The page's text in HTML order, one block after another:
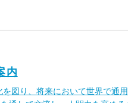
内
を図り、将来において世界で通